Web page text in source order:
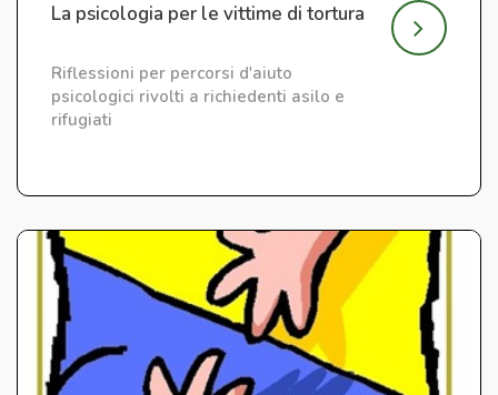
La psicologia per le vittime di tortura
Riflessioni per percorsi d'aiuto
psicologici rivolti a richiedenti asilo e
rifugiati